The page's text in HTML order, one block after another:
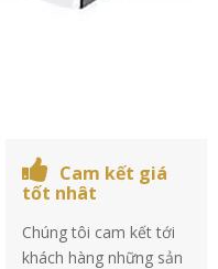
Cam kết giá
tốt nhât
Chúng tôi cam kết tới
khách hàng những sản